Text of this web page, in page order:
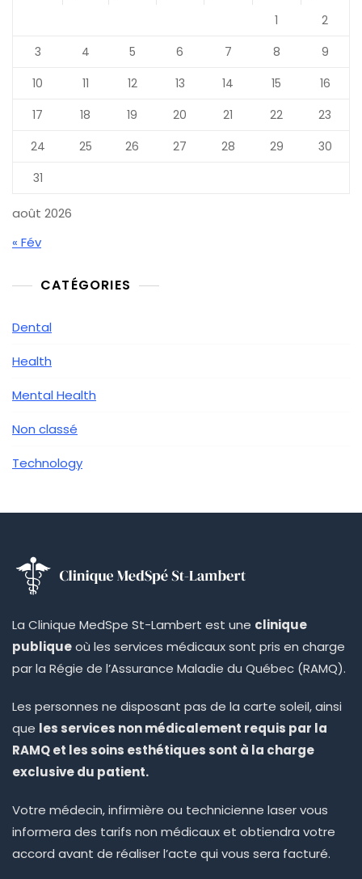
août 2026
1
2
3
4 5 6 7 8
9
10
11 12 13 14 15
16
17
18 19 20 21 22
23
24
25 26 27 28 29
30
31
« Fév
CATÉGORIES
Dental
Health
Mental Health
Non classé
Technology
La Clinique MedSpe St-Lambert est une clinique
publiqueoù les services médicaux sont pris en charge
par la Régie de l’Assurance Maladie du Québec (RAMQ).
Les personnes ne disposant pas de la carte soleil, ainsi
que les services non médicalement requis par la
RAMQ et les soins esthétiques sont à la charge
exclusive du patient.
Votre médecin, infirmière ou technicienne laser vous
informera des tarifs non médicaux et obtiendra votre
accord avant de réaliser l’acte qui vous sera facturé.